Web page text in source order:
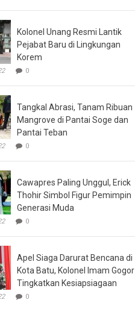
Kolonel Unang Resmi Lantik
Pejabat Baru di Lingkungan
Korem
0
Tangkal Abrasi, Tanam Ribuan
Mangrove di Pantai Soge dan
Pantai Teban
0
Cawapres Paling Unggul, Erick
Thohir Simbol Figur Pemimpin
Generasi Muda
0
Apel Siaga Darurat Bencana di
Kota Batu, Kolonel Imam Gogor
Tingkatkan Kesiapsiagaan
0